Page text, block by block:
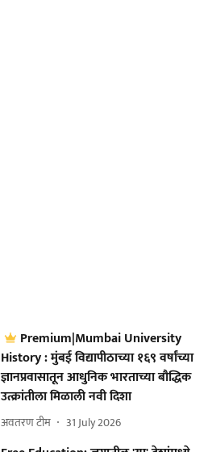
Premium|Mumbai University
History : मुंबई विद्यापीठाच्या १६९ वर्षांच्या
ज्ञानप्रवासातून आधुनिक भारताच्या बौद्धिक
उत्क्रांतीला मिळाली नवी दिशा
अवतरण टीम 31 July 2026